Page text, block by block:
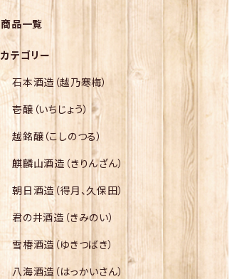
商品一覧
カテゴリー
石本酒造（越乃寒梅）
壱醸（いちじょう）
越銘醸（こしのつる）
麒麟山酒造（きりんざん）
朝日酒造（得月、久保田）
君の井酒造（きみのい）
雪椿酒造（ゆきつばき）
八海酒造（はっかいさん）